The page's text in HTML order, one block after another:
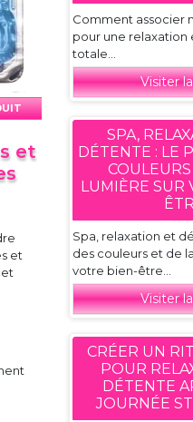
et
et
Comment associer
pour une
totale...
Visiter
SPA,
DÉTENTE : LE
LUMIÈRE SUR
Spa, relaxation et
des couleurs et de
votre bien-être...
Visiter
CRÉER UN
POUR
DÉTENTE
JOURNÉE